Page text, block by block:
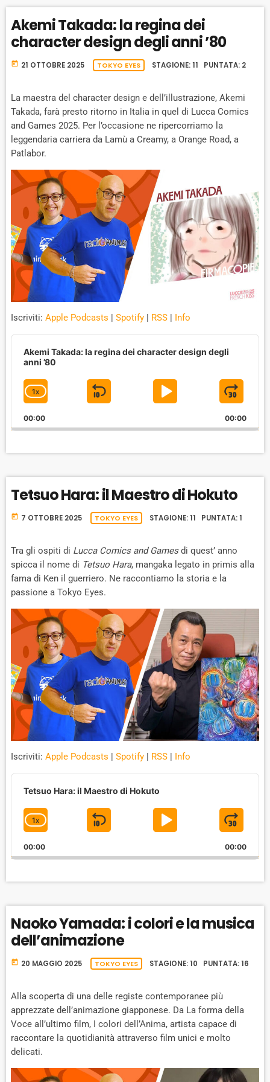
L
A
Y
B
A
C
R
A
T
E
A
C
K
W
R
D
A
U
S
E
O
A
D
Akemi Takada: la regina dei
character design degli anni ’80
today 21 OTTOBRE 2025 TOKYO EYES STAGIONE: 11 PUNTATA: 2
La maestra del character design e dell’illustrazione, Akemi
Takada, farà presto ritorno in Italia in quel di Lucca Comics
and Games 2025. Per l’occasione ne ripercorriamo la
leggendaria carriera da Lamù a Creamy, a Orange Road, a
Patlabor.
Iscriviti: Apple Podcasts | Spotify | RSS | Info
A
y
r
Akemi Takada: la regina dei character design degli
anni ’80
C
A
N
E
L
A
B
K
R
A
T
1X
S
I
P
A
C
K
A
R
D
P
A
Y
A
U
S
J
U
M
P
O
R
W
R
D
00:00 00:00
Tetsuo Hara: il Maestro di Hokuto
today 7 OTTOBRE 2025 TOKYO EYES STAGIONE: 11 PUNTATA: 1
Tra gli ospiti di Lucca Comics and Gamesdi quest’ anno
spicca il nome di Tetsuo Hara, mangaka legato in primis alla
fama di Ken il guerriero. Ne raccontiamo la storia e la
passione a Tokyo Eyes.
Iscriviti: Apple Podcasts Spotify RSS Info
A
a
e
Tetsuo Hara: il Maestro di Hokuto
C
A
N
E
L
A
Y
B
A
C
R
A
T
E
1X
S
I
P
A
C
K
W
R
D
P
A
Y
A
U
E
J
U
M
P
O
R
A
00:00 00:00
Naoko Yamada: i colori e la musica
dell’animazione
today 20 MAGGIO 2025 TOKYO EYES STAGIONE: 10 PUNTATA: 16
Alla scoperta di una delle registe contemporanee più
apprezzate dell’animazione giapponese. Da La forma della
Voce all’ultimo film, I colori dell’Anima, artista capace di
raccontare la quotidianità attraverso film unici e molto
delicati.